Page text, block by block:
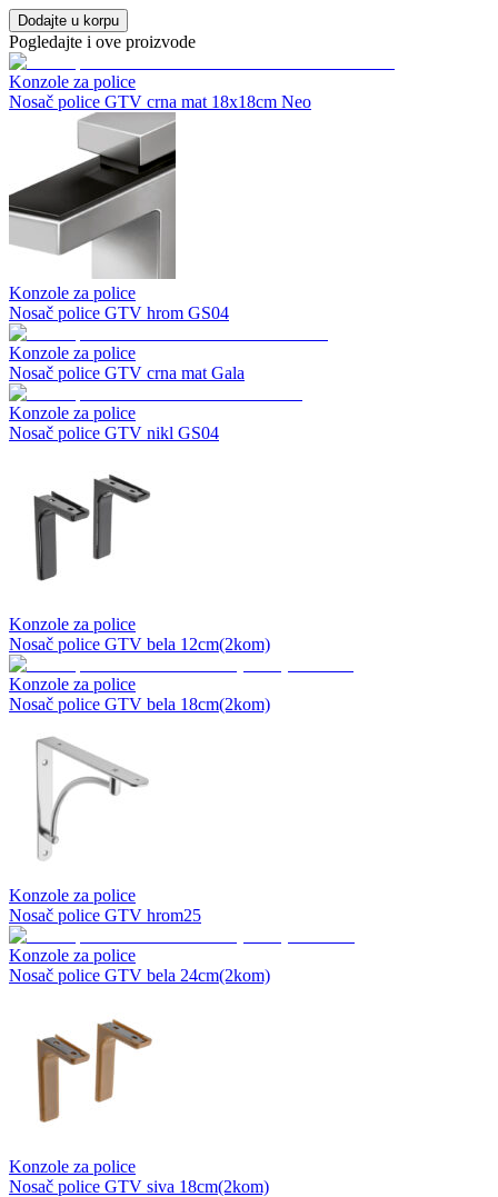
Dodajte u korpu
Pogledajte i ove proizvode
Konzole za police
Nosač police GTV crna mat 18x18cm Neo
Konzole za police
Nosač police GTV hrom GS04
Konzole za police
Nosač police GTV crna mat Gala
Konzole za police
Nosač police GTV nikl GS04
Konzole za police
Nosač police GTV bela 12cm(2kom)
Konzole za police
Nosač police GTV bela 18cm(2kom)
Konzole za police
Nosač police GTV hrom25
Konzole za police
Nosač police GTV bela 24cm(2kom)
Konzole za police
Nosač police GTV siva 18cm(2kom)